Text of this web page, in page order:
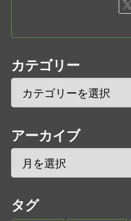
カテゴリー
アーカイブ
タグ